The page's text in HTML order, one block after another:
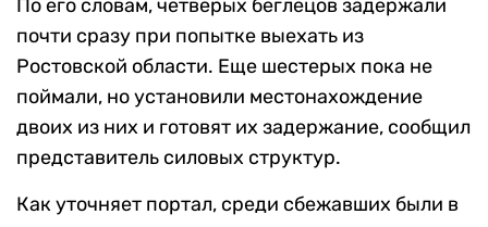
По его словам, четверых беглецов задержали
почти сразу при попытке выехать из
Ростовской области. Еще шестерых пока не
поймали, но установили местонахождение
двоих из них и готовят их задержание, сообщил
представитель силовых структур.
Как уточняет портал, среди сбежавших были в